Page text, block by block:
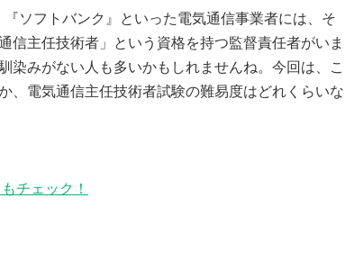
ソフトバンク』といった電気通信事業者には、そ
信主任技術者」という資格を持つ監督責任者がいま
染みがない人も多いかもしれませんね。今回は、こ
、電気通信主任技術者試験の難易度はどれくらいな
チェック！